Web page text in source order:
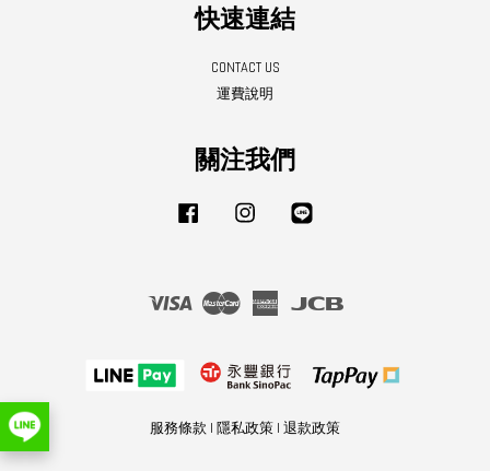
快速連結
CONTACT US
運費說明
關注我們
Facebook Instagram
Visa Master
American
服務條款 | 隱私政策 | 退款政策